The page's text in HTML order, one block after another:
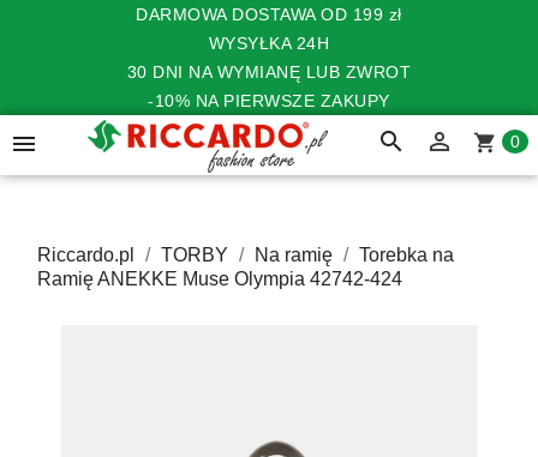
DARMOWA DOSTAWA OD 199 zł
WYSYŁKA 24H
30 DNI NA WYMIANĘ LUB ZWROT
-10% NA PIERWSZE ZAKUPY
 search  shopping_cart 0
Riccardo.pl TORBY Na ramię
Torebka na
Ramię ANEKKE Muse Olympia 42742-424